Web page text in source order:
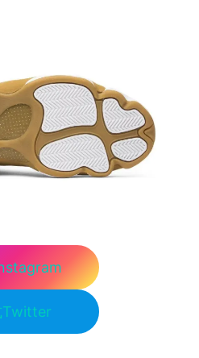
Twitter